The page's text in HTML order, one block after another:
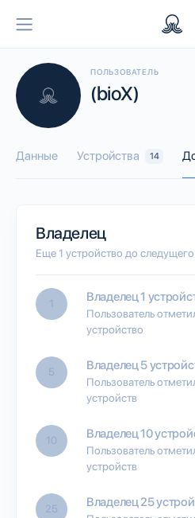
ПОЛЬЗОВАТЕЛЬ
(bioX)
Данные Устройства 14
Владелец
Еще 1 устройство до
1 Владелец 1
Пользователь
устройство
5 Владелец 5
Пользователь
устройств
10 Владелец 10
Пользователь
устройств
25 Владелец 25